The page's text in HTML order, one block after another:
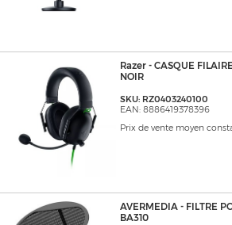
Razer - CASQUE
NOIR
SKU: RZ0403240100
EAN: 8886419378396
Prix de vente moyen
AVERMEDIA - FILTRE
BA310